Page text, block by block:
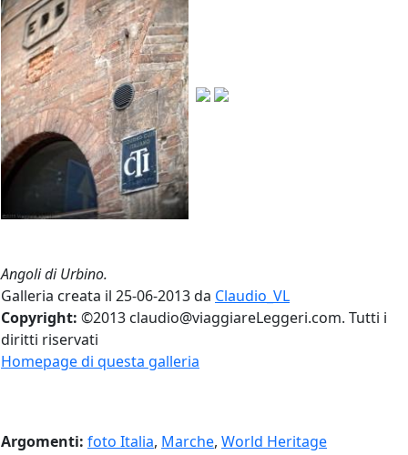
Angoli di Urbino.
Galleria creata il 25-06-2013 da Claudio_VL
Copyright: ©2013 claudio@viaggiareLeggeri.com. Tutti i
diritti riservati
Homepage di questa galleria
Argomenti: foto Italia, Marche, World Heritage